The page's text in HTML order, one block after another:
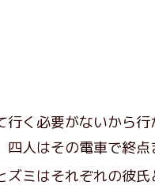
く必要がないから行
四人はその電車で終
ミはそれぞれの彼氏